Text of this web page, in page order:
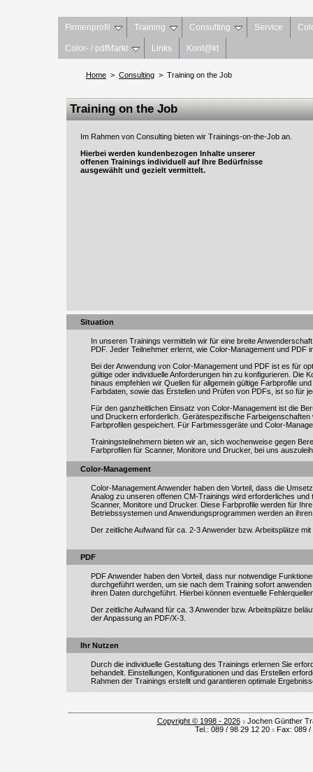
Firmenprofil Training Consulting Service
Color- / pdfMarkt Links Kont@kt
Home > Consulting > Training on the Job
Training on the Job
Im Rahmen von Consulting bieten wir Trainings-on-the-Job an.
Hierbei werden kundenbezogen Inhalte unserer
offenen Trainings individuell auf Ihre Bedürfnisse
ausgewählt und gezielt vermittelt.
Situation
In unseren Trainings vermitteln wir für eine breite
PDF. Jeder Teilnehmer erlernt, wie Color-Management und PDF
Bei der Anwendung von Color-Management und PDF ist es für
gültige oder individuelle Anforderungen hin zu konfigurieren. Die
hinaus empfehlen wir Quellen für allgemein gültige Farbprofile
Farbdaten, sowie das Erstellen und Prüfen von PDFs, ist so für
Für den ganzheitlichen Einsatz von Color-Management ist die
und Druckern erforderlich. Gerätespezifische
Farbprofilen gespeichert. Für Farbmessgeräte und Color-
Trainingsteilnehmern bieten wir an, sich wochenweise gegen
Farbprofilen für Scanner, Monitore und Drucker, bei uns
Color-Management
Color-Management Anwender haben den Vorteil, dass die
Analog zu unseren offenen CM-Trainings wird erforderliches
Scanner, Monitore und Drucker. Diese Farbprofile werden für
Betriebssystemen und Anwendungsprogrammen werden an
Der zeitliche Aufwand für ca. 2-3 Anwender bzw. Arbeitsplätze
PDF
PDF Anwender haben den Vorteil, dass nur notwendige
durchgeführt werden, um sie nach dem Training sofort
ihren Daten durchgeführt. Hierbei können eventuelle
Der zeitliche Aufwand für ca. 3 Anwender bzw. Arbeitsplätze
der Anpassung an PDF/X-3.
Ihr Nutzen
Durch die individuelle Gestaltung des Trainings erlernen Sie
behandelt. Einstellungen, Konfigurationen und das Erstellen
Rahmen der Trainings erstellt und garantieren optimale
Copyright © 1998 - 2026s Jochen Günther
Tel.: 089 / 98 29 12 20 s Fax: 089 /